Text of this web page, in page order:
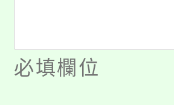
必填欄位